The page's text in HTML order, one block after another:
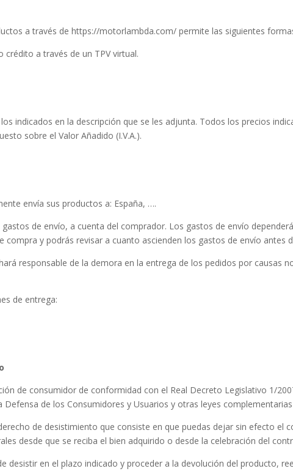
a través de https://motorlambda.com/ permite las siguientes
a través de un TPV virtual.
indicados en la descripción que se les adjunta. Todos los precios
sobre el Valor Añadido (I.V.A.).
envía sus productos a: España, ….
de envío, a cuenta del comprador. Los gastos de envío
compra y podrás revisar a cuanto ascienden los gastos de envío antes
responsable de la demora en la entrega de los pedidos por causas
de entrega:
de consumidor de conformidad con el Real Decreto Legislativo 1/
de los Consumidores y Usuarios y otras leyes complementarias
de desistimiento que consiste en que puedas dejar sin efecto el
desde que se reciba el bien adquirido o desde la celebración del
desistir en el plazo indicado y proceder a la devolución del producto,